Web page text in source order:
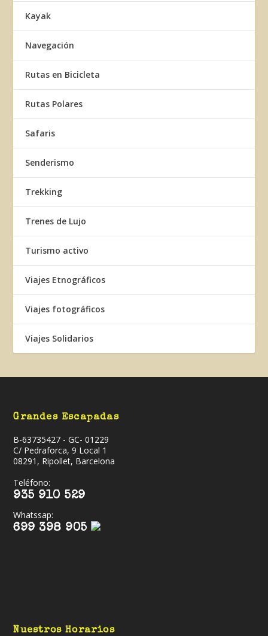
Kayak
Navegación
Rutas en Bicicleta
Rutas Polares
Safaris
Senderismo
Trekking
Trenes de Lujo
Turismo activo
Viajes Etnográficos
Viajes fotográficos
Viajes Solidarios
Grandes Escapadas
B-63735427 - GC- 01229
C/ Pedraforca, 9 Local 1
08291, Ripollet, Barcelona
Teléfono:
935 910 529
Whatssap:
699 398 905
Nuestros Horarios